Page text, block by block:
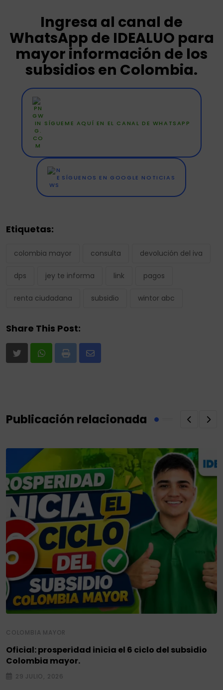
Ingresa al canal de
WhatsApp de IDEALUO para
mayor información de los
subsidios en Colombia.
SÍGUEME AQUÍ EN EL CANAL DE WHATSAPP
SÍGUENOS EN GOOGLE NOTICIAS
Etiquetas:
colombia mayor consulta devolución del iva
dps jey te informa link pagos
renta ciudadana subsidio wintor abc
Share This Post:
Print
Share
Publicación relacionada
COLOMBIA MAYOR
Oficial: prosperidad inicia el 6 ciclo del subsidio
Colombia mayor.
29 JULIO, 2026